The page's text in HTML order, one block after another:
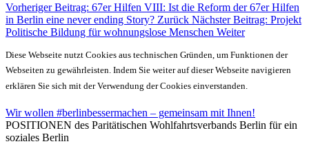
Vorheriger Beitrag: 67er Hilfen VIII: Ist die Reform der 67er Hilfen
in Berlin eine never ending Story? Zurück Nächster Beitrag: Projekt
Politische Bildung für wohnungslose Menschen Weiter
Diese Webseite nutzt Cookies aus technischen Gründen, um Funktionen der
Webseiten zu gewährleisten. Indem Sie weiter auf dieser Webseite navigieren
erklären Sie sich mit der Verwendung der Cookies einverstanden.
Wir wollen #berlinbessermachen – gemeinsam mit Ihnen!
POSITIONEN des Paritätischen Wohlfahrtsverbands Berlin für ein
soziales Berlin